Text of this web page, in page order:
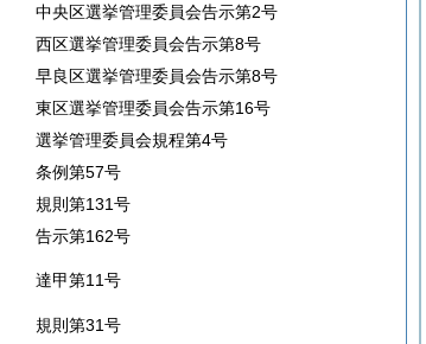
中央区選挙管理委員会告示第2号
西区選挙管理委員会告示第8号
早良区選挙管理委員会告示第8号
東区選挙管理委員会告示第16号
選挙管理委員会規程第4号
条例第57号
規則第131号
告示第162号
達甲第11号
規則第31号